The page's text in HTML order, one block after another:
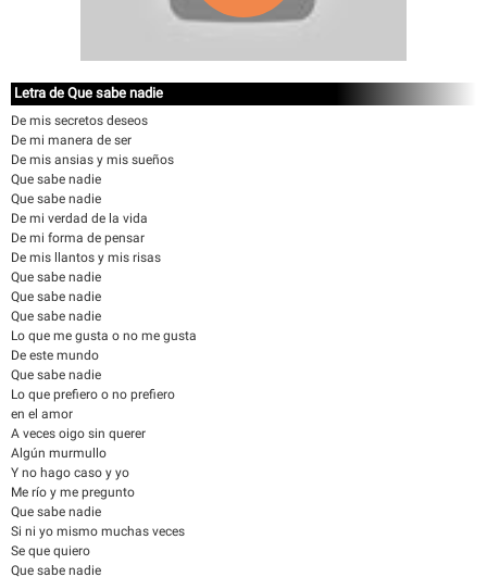
Letra de Que sabe nadie
De mis secretos deseos
De mi manera de ser
De mis ansias y mis sueños
Que sabe nadie
Que sabe nadie
De mi verdad de la vida
De mi forma de pensar
De mis llantos y mis risas
Que sabe nadie
Que sabe nadie
Que sabe nadie
Lo que me gusta o no me gusta
De este mundo
Que sabe nadie
Lo que prefiero o no prefiero
en el amor
A veces oigo sin querer
Algún murmullo
Y no hago caso y yo
Me río y me pregunto
Que sabe nadie
Si ni yo mismo muchas veces
Se que quiero
Que sabe nadie